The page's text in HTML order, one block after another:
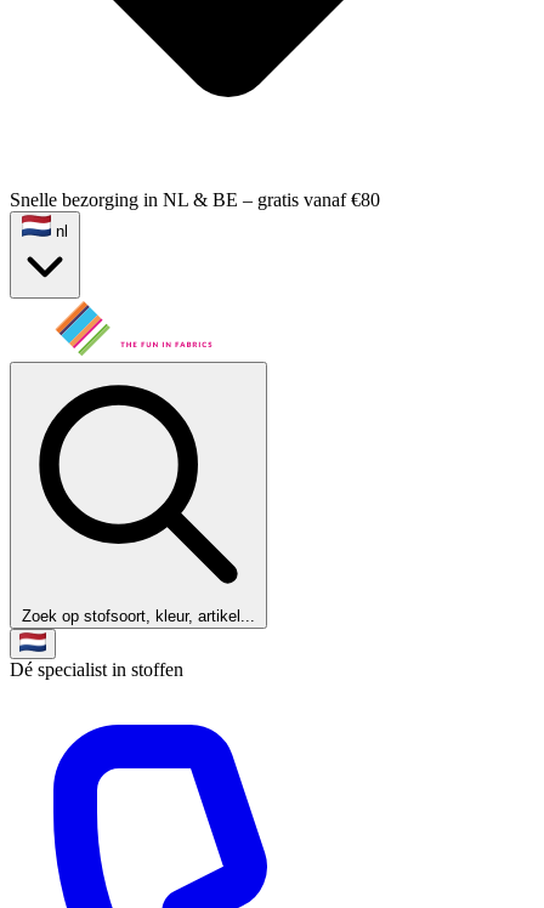
Snelle bezorging in NL & BE – gratis vanaf €80
nl
Zoek op stofsoort, kleur, artikel...
Dé specialist in stoffen